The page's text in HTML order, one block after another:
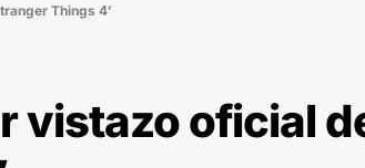
Things 4’
vistazo oficial